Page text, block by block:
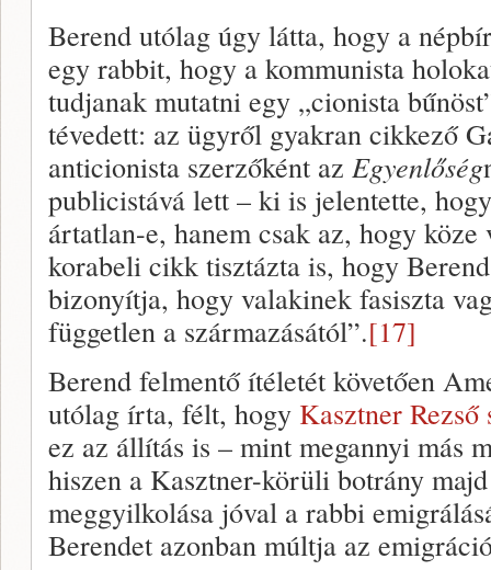
Berend utólag úgy látta, hogy a
egy rabbit, hogy a kommunista
tudjanak mutatni egy „cionista
tévedett: az ügyről gyakran cikkező
anticionista szerzőként az Egyenlőség
publicistává lett – ki is jelentette,
ártatlan-e, hanem csak az, hogy
korabeli cikk tisztázta is, hogy
bizonyítja, hogy valakinek fasiszta
független a származásától”.[17]
Berend felmentő ítéletét követően
utólag írta, félt, hogy Kasztner Rezső
ez az állítás is – mint megannyi más
hiszen a Kasztner-körüli botrány
meggyilkolása jóval a rabbi
Berendet azonban múltja az